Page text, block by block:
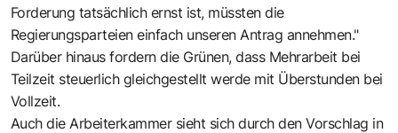
Forderung tatsächlich ernst ist, müssten die
Regierungsparteien einfach unseren Antrag annehmen."
Darüber hinaus fordern die Grünen, dass Mehrarbeit bei
Teilzeit steuerlich gleichgestellt werde mit Überstunden bei
Vollzeit.
Auch die Arbeiterkammer sieht sich durch den Vorschlag in